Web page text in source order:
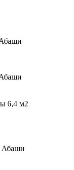
6,4 м2
Абаши